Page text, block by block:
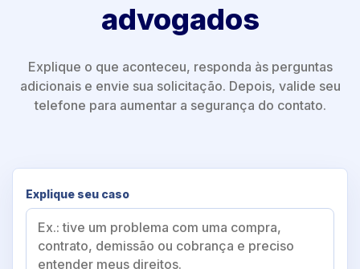
advogados
Explique o que aconteceu, responda às perguntas
adicionais e envie sua solicitação. Depois, valide seu
telefone para aumentar a segurança do contato.
Explique seu caso